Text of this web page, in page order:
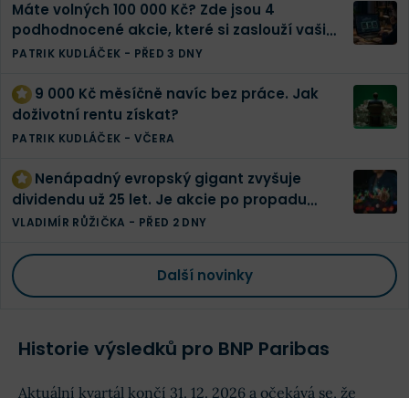
Máte volných 100 000 Kč? Zde jsou 4
podhodnocené akcie, které si zaslouží vaši
pozornost
PATRIK KUDLÁČEK - PŘED 3 DNY
9 000 Kč měsíčně navíc bez práce. Jak
doživotní rentu získat?
PATRIK KUDLÁČEK - VČERA
Nenápadný evropský gigant zvyšuje
dividendu už 25 let. Je akcie po propadu
konečně levná?
VLADIMÍR RŮŽIČKA - PŘED 2 DNY
Další novinky
Historie výsledků pro BNP Paribas
Aktuální kvartál končí 31. 12. 2026 a očekává se, že